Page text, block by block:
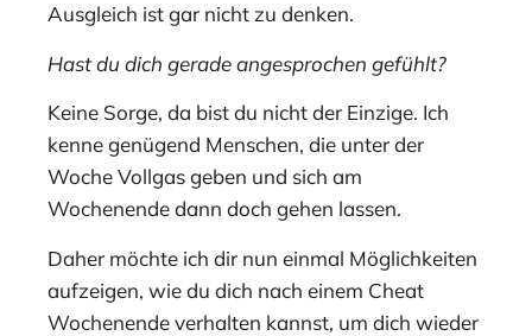
Ausgleich ist gar nicht zu denken.
Hast du dich gerade angesprochen gefühlt?
Keine Sorge, da bist du nicht der Einzige. Ich
kenne genügend Menschen, die unter der
Woche Vollgas geben und sich am
Wochenende dann doch gehen lassen.
Daher möchte ich dir nun einmal Möglichkeiten
aufzeigen, wie du dich nach einem Cheat
Wochenende verhalten kannst, um dich wieder